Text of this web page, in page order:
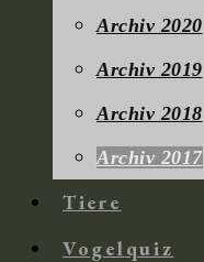
Archiv 2020
Archiv 2019
Archiv 2018
Archiv 2017
Tiere
Vogelquiz